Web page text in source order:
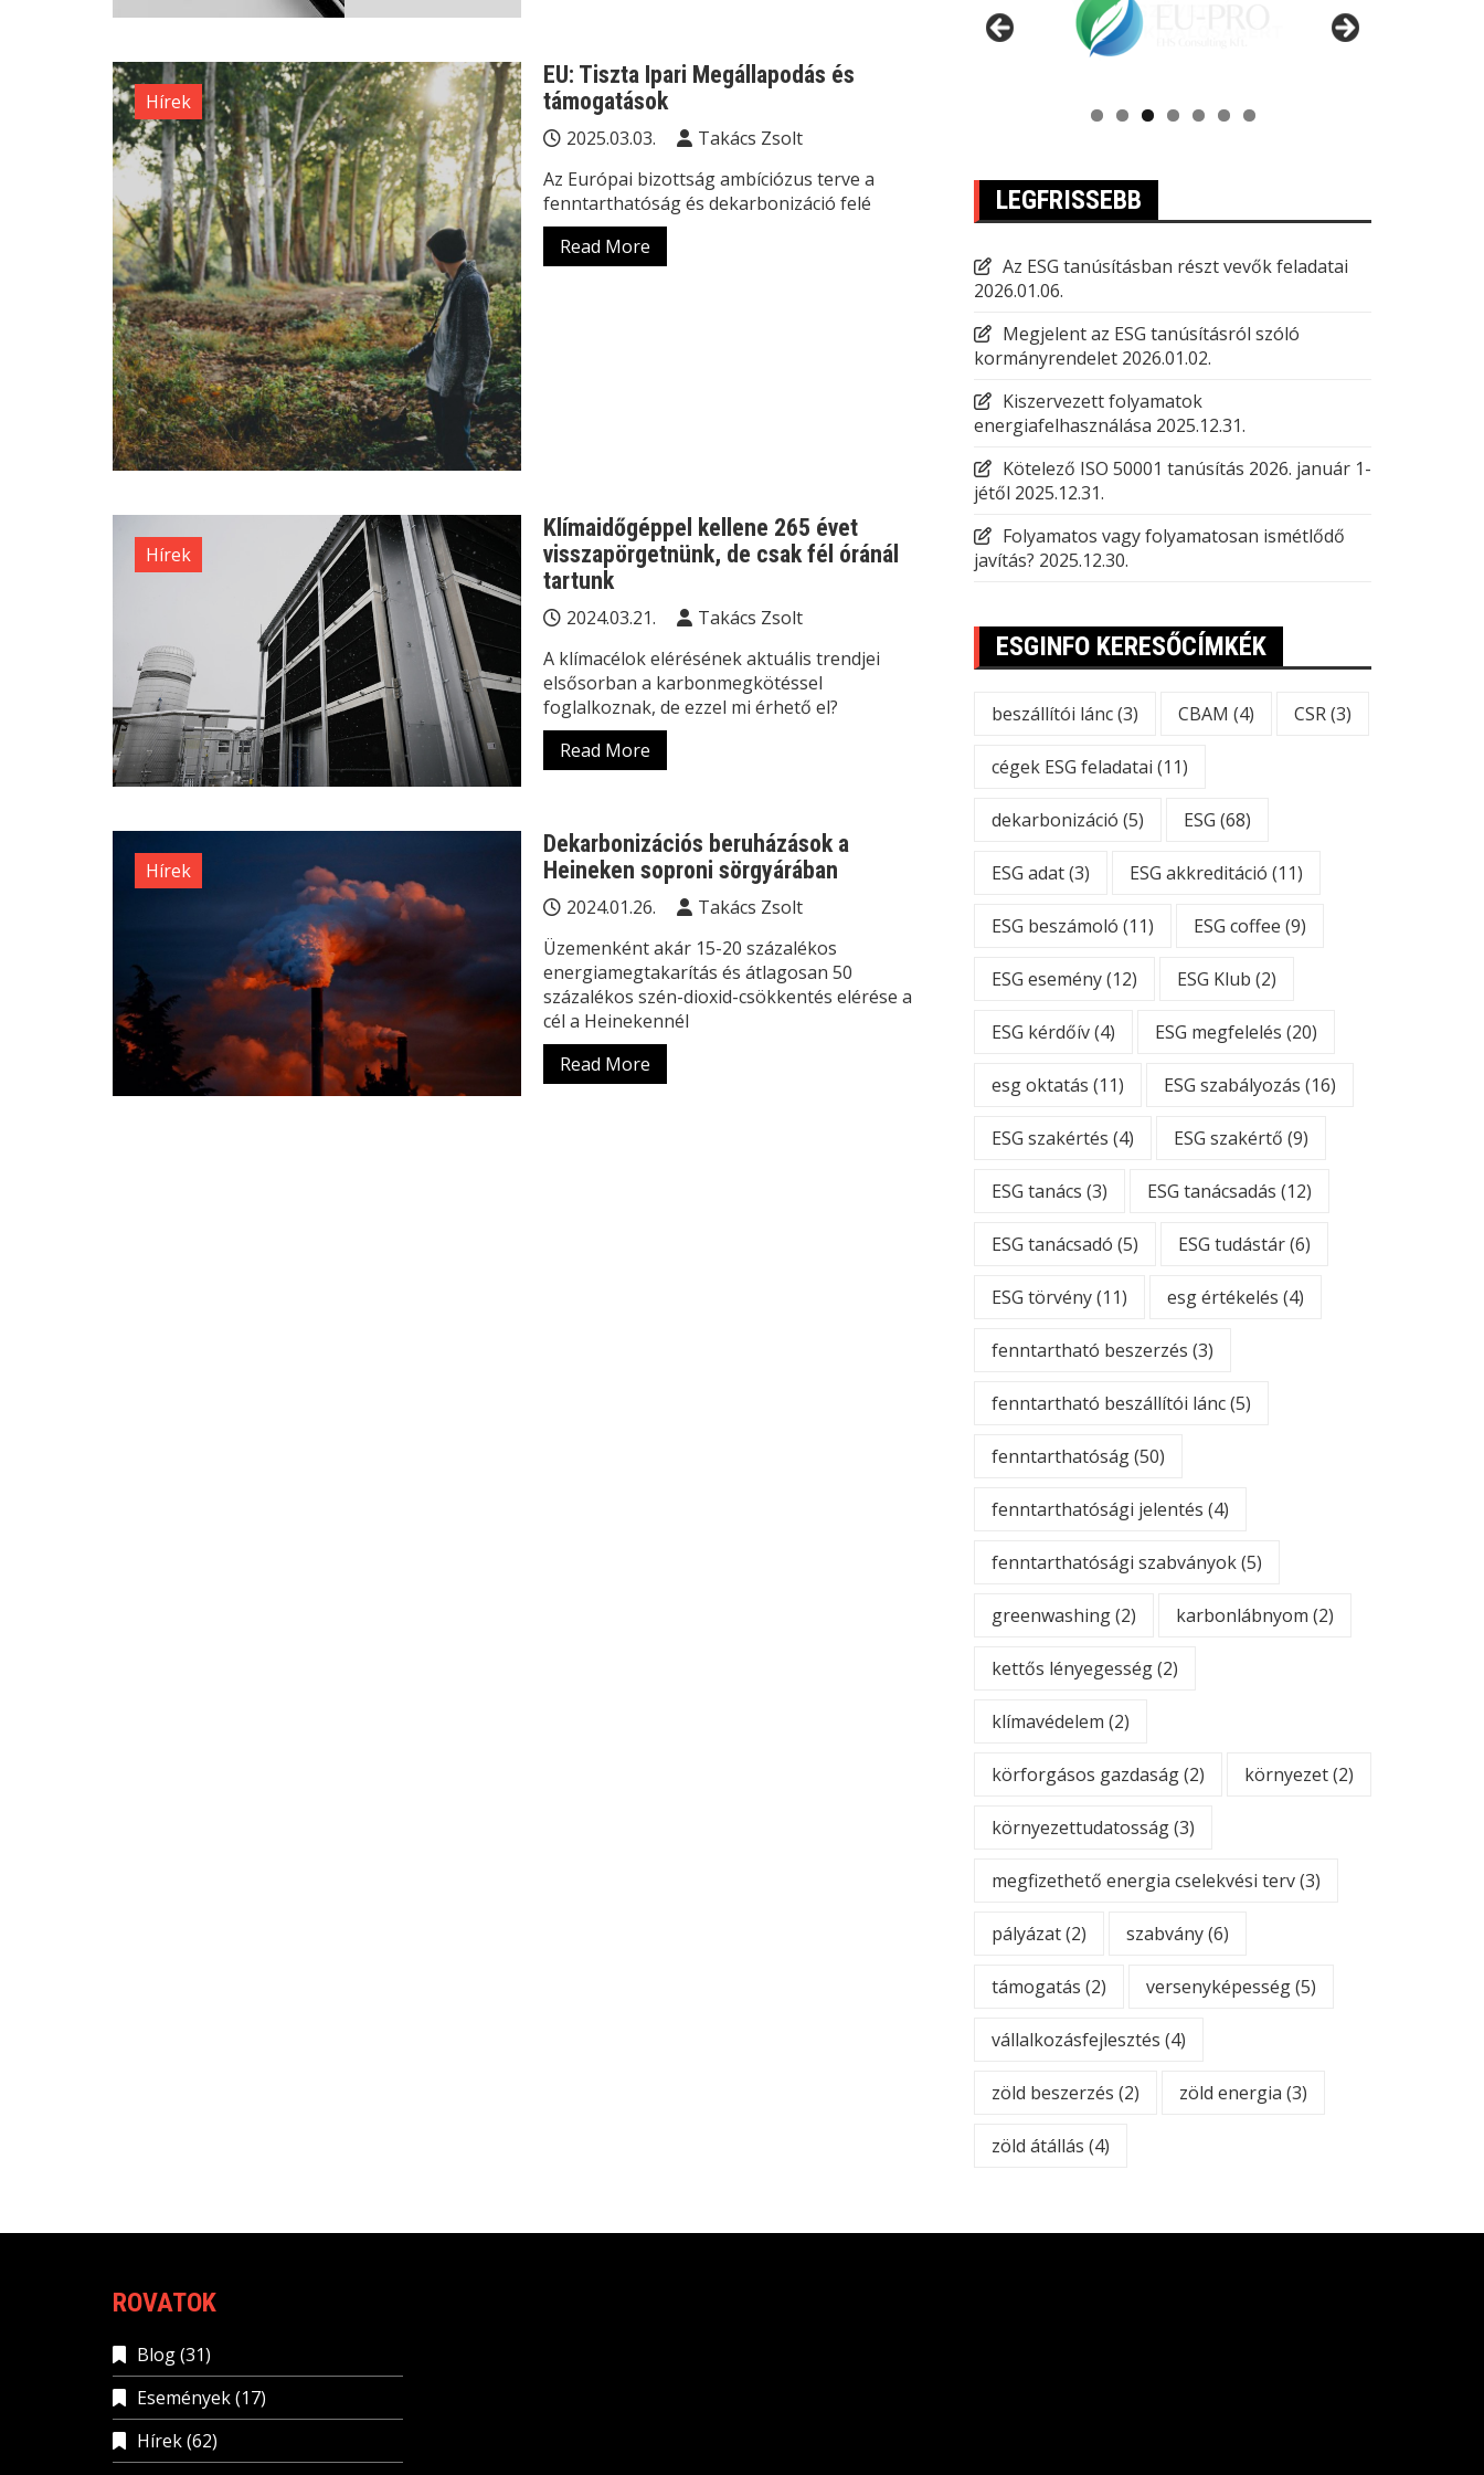
Hírek
EU: Tiszta Ipari Megállapodás és
támogatások
2025.03.03.
Takács Zsolt
Az Európai bizottság ambíciózus terve a
fenntarthatóság és dekarbonizáció felé
Read More
Hírek
Klímaidőgéppel kellene 265 évet
visszapörgetnünk, de csak fél óránál
tartunk
2024.03.21.
Takács Zsolt
A klímacélok elérésének aktuális trendjei
elsősorban a karbonmegkötéssel
foglalkoznak, de ezzel mi érhető el?
Read More
Hírek
Dekarbonizációs beruházások a
Heineken soproni sörgyárában
2024.01.26.
Takács Zsolt
Üzemenként akár 15-20 százalékos
energiamegtakarítás és átlagosan 50
százalékos szén-dioxid-csökkentés elérése a
cél a Heinekennél
Read More
LEGFRISSEBB
Az ESG tanúsításban részt vevők feladatai
2026.01.06.
Megjelent az ESG tanúsításról szóló
kormányrendelet 2026.01.02.
Kiszervezett folyamatok
energiafelhasználása 2025.12.31.
Kötelező ISO 50001 tanúsítás 2026. január 1-
jétől 2025.12.31.
Folyamatos vagy folyamatosan ismétlődő
javítás? 2025.12.30.
ESGINFO KERESŐCÍMKÉK
beszállítói lánc(3) CBAM (4) CSR(3)
cégek ESG feladatai (11)
dekarbonizáció (5) ESG (68)
ESG adat(3) ESG akkreditáció (11)
ESG beszámoló (11) ESG coffee (9)
ESG esemény(12) ESG Klub (2)
ESG kérdőív(4) ESG megfelelés (20)
esg oktatás (11) ESG szabályozás (16)
ESG szakértés (4) ESG szakértő (9)
ESG tanács (3) ESG tanácsadás (12)
ESG tanácsadó (5) ESG tudástár(6)
ESG törvény(11) esg értékelés (4)
fenntartható beszerzés (3)
fenntartható beszállítói lánc(5)
fenntarthatóság(50)
fenntarthatósági jelentés (4)
fenntarthatósági szabványok(5)
greenwashing(2) karbonlábnyom (2)
kettős lényegesség(2)
klímavédelem (2)
körforgásos gazdaság(2) környezet(2)
környezettudatosság(3)
megfizethető energia cselekvési terv(3)
pályázat(2) szabvány(6)
támogatás (2) versenyképesség(5)
vállalkozásfejlesztés (4)
zöld beszerzés (2) zöld energia (3)
zöld átállás (4)
ROVATOK
Blog(31)
Események(17)
Hírek(62)